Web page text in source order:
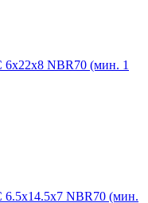
6х22х8 NBR70 (мин. 1
6.5х14.5х7 NBR70 (мин.